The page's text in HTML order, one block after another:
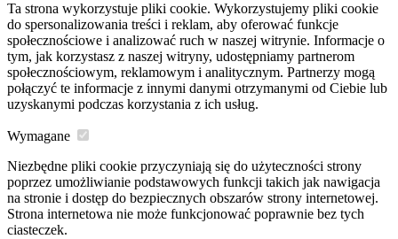
Ta strona wykorzystuje pliki cookie. Wykorzystujemy pliki cookie
do spersonalizowania treści i reklam, aby oferować funkcje
społecznościowe i analizować ruch w naszej witrynie. Informacje o
tym, jak korzystasz z naszej witryny, udostępniamy partnerom
społecznościowym, reklamowym i analitycznym. Partnerzy mogą
połączyć te informacje z innymi danymi otrzymanymi od Ciebie lub
uzyskanymi podczas korzystania z ich usług.
Wymagane
Niezbędne pliki cookie przyczyniają się do użyteczności strony
poprzez umożliwianie podstawowych funkcji takich jak nawigacja
na stronie i dostęp do bezpiecznych obszarów strony internetowej.
Strona internetowa nie może funkcjonować poprawnie bez tych
ciasteczek.